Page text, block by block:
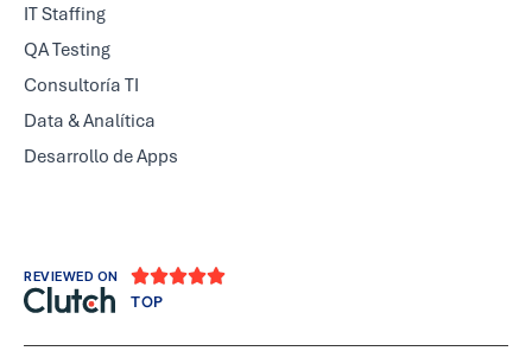
IT Staffing
QA Testing
Consultoría TI
Data & Analítica
Desarrollo de Apps
REVIEWED ON 
TOP